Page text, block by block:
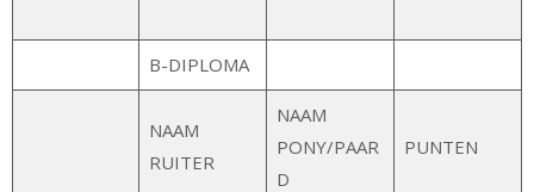
B-DIPLOMA
NAAM
RUITER
NAAM
PONY/PAAR
D
PUNTEN